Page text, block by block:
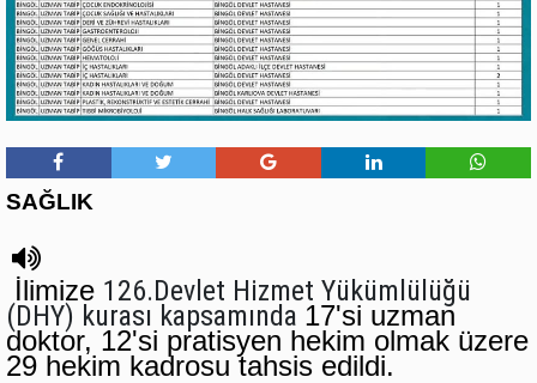
SAĞLIK
İlimize 126.Devlet Hizmet Yükümlülüğü
(DHY) kurası kapsamında 17'si uzman
doktor, 12'si pratisyen hekim olmak üzere
29 hekim kadrosu tahsis edildi.